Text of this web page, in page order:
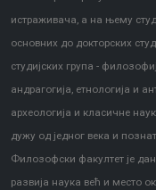
истраживача, а на њему
основних до докторских
студијских група -
андрагогија, етнологија и
археологија и класичне
дужу од једног века и
Филозофски факултет је
развија наука већ и место